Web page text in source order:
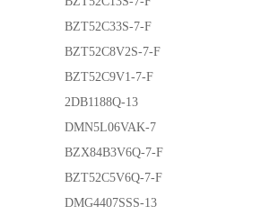
BZT52C33S-7-F
BZT52C8V2S-7-F
BZT52C9V1-7-F
2DB1188Q-13
DMN5L06VAK-7
BZX84B3V6Q-7-F
BZT52C5V6Q-7-F
DMG4407SSS-13